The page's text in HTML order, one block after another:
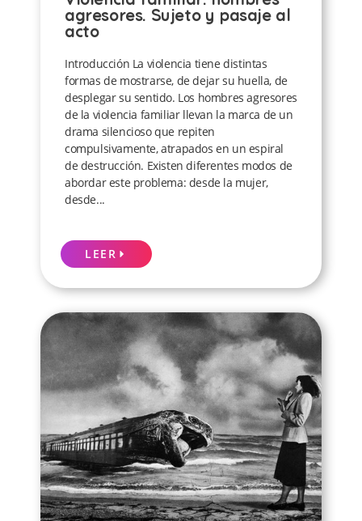
agresores. Sujeto y pasaje al
acto
Introducción La violencia tiene distintas
formas de mostrarse, de dejar su huella, de
desplegar su sentido. Los hombres agresores
de la violencia familiar llevan la marca de un
drama silencioso que repiten
compulsivamente, atrapados en un espiral
de destrucción. Existen diferentes modos de
abordar este problema: desde la mujer,
desde...
LEER